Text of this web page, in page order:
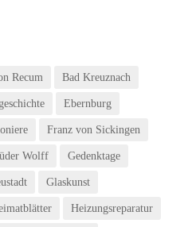
Recum Bad Kreuznach
Ebernburg
Franz von Sickingen
Wolff Gedenktage
Glaskunst
Heizungsreparatur